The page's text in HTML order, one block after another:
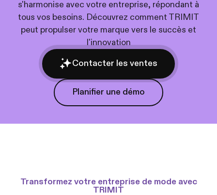
s'harmonise avec votre entreprise, répondant à
tous vos besoins. Découvrez comment TRIMIT
peut propulser votre marque vers le succès et
l'innovation
Contacter les ventes
Planifier une démo
Transformez votre entreprise de mode avec
TRIMIT